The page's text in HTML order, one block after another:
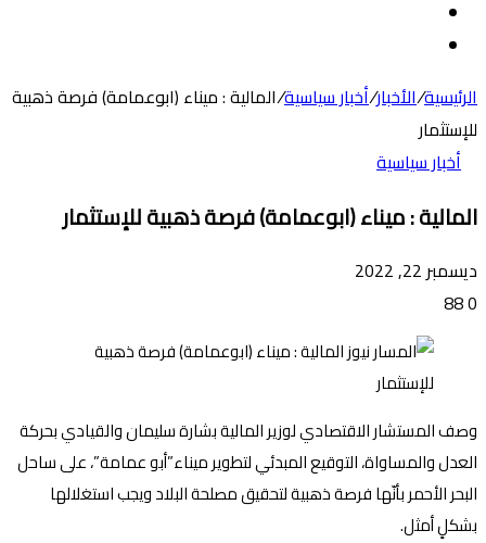
الرئيسية/الأخبار/أخبار سياسية/المالية : ميناء (ابوعمامة) فرصة ذهبية
للإستثمار
أخبار سياسية
المالية : ميناء (ابوعمامة) فرصة ذهبية للإستثمار
ديسمبر 22, 2022
0
وصف المستشار الاقتصادي لوزير المالية بشارة سليمان والقيادي بحركة
العدل والمساواة، التوقيع المبدئي لتطوير ميناء”أبو عمامة”، على ساحل
البحر الأحمر بأنّها فرصة ذهبية لتحقيق مصلحة البلاد ويجب استغلالها
بشكلٍ أمثل.